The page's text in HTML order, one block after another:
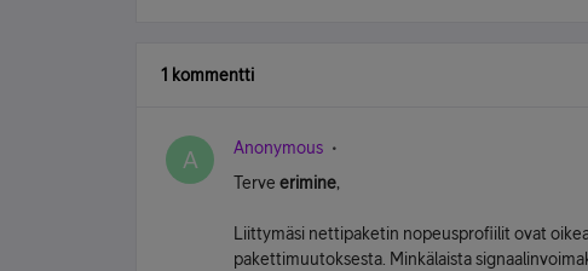
1 kommentti
A Anonymous
Terve erimine,
Liittymäsi nettipaketin nopeusprofiilit ovat
pakettimuutoksesta. Minkälaista